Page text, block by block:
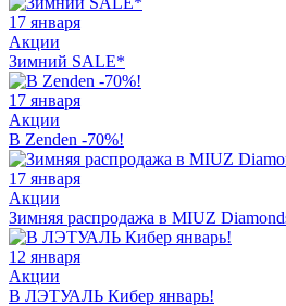
17 января
Акции
Зимний SALE*
17 января
Акции
В Zenden -70%!
17 января
Акции
Зимняя распродажа в MIUZ
12 января
Акции
В ЛЭТУАЛЬ Кибер январь!